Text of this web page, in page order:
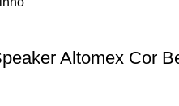
Altomex Cor